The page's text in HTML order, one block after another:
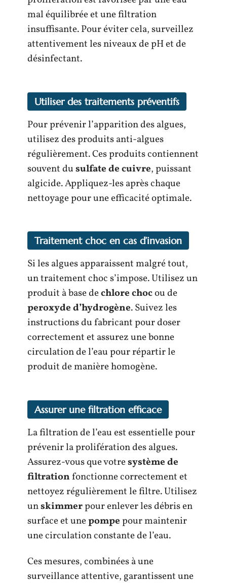
mal équilibrée et une filtration
insuffisante. Pour éviter cela, surveillez
attentivement les niveaux de pH et de
désinfectant.
Utiliser des traitements préventifs
Pour prévenir l’apparition des algues,
utilisez des produits anti-algues
régulièrement. Ces produits contiennent
souvent dusulfate de cuivre, puissant
algicide. Appliquez-les après chaque
nettoyage pour une efficacité optimale.
Traitement choc en cas d’invasion
Si les algues apparaissent malgré tout,
un traitement choc s’impose. Utilisez un
produit à base dechlore chocou de
peroxyde d’hydrogène. Suivez les
instructions du fabricant pour doser
correctement et assurez une bonne
circulation de l’eau pour répartir le
produit de manière homogène.
Assurer une filtration efficace
La filtration de l’eau est essentielle pour
prévenir la prolifération des algues.
Assurez-vous que votresystème de
filtrationfonctionne correctement et
nettoyez régulièrement le filtre. Utilisez
unskimmerpour enlever les débris en
surface et unepompepour maintenir
une circulation constante de l’eau.
Ces mesures, combinées à une
surveillance attentive, garantissent une